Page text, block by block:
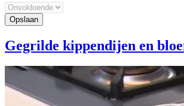
Gegrilde kippendijen en